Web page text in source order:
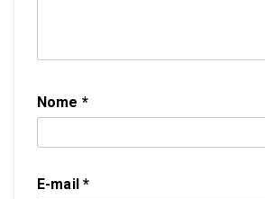
Nome *
E-mail*